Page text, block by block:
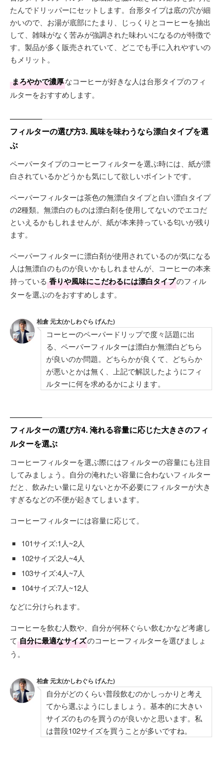
たんでドリッパーにセットします。台形タイプは底の穴が細
かいので、お湯が底部にたまり、じっくりとコーヒーを抽出
して、雑味がなく苦みが強調された味わいになるのが特徴で
す。製品が多く販売されていて、どこでも手に入れやすいの
もメリット。
まろやかで濃厚なコーヒーが好きな人は台形タイプのフィ
ルターをおすすめします。
フィルターの選び方3. 風味を味わうなら漂白タイプを選
ぶ
ペーパータイプのコーヒーフィルターを選ぶ時には、紙が漂
白されているかどうかも気にして欲しいポイントです。
ペーパーフィルターは茶色の無漂白タイプと白い漂白タイプ
の2種類。無漂白のものは漂白剤を使用してないのでエコだ
といえるかもしれませんが、紙が本来持っている匂いが残り
ます。
ペーパーフィルターに漂白剤が使用されているのが気になる
人は無漂白のものが良いかもしれませんが、コーヒーの本来
持っている 香りや風味にこだわるには漂白タイプのフィル
ターを選ぶのをおすすめします。
柏倉 元太(かしわぐら げんた)
コーヒーのペーパードリップで度々話題に出
る、ペーパーフィルターは漂白か無漂白どちら
が良いのか問題。どちらかが良くて、どちらか
が悪いとかは無く、上記で解説したようにフィ
ルターに何を求めるかによります。
フィルターの選び方4. 淹れる容量に応じた大きさのフィ
ルターを選ぶ
コーヒーフィルターを選ぶ際にはフィルターの容量にも注目
してみましょう。自分の淹れたい容量に合わないフィルター
だと、飲みたい量に足りないとか不必要にフィルターが大き
すぎるなどの不便が起きてしまいます。
コーヒーフィルターには容量に応じて。
101サイズ:1人~2人
102サイズ:2人~4人
103サイズ:4人~7人
104サイズ:7人~12人
などに分けられます。
コーヒーを飲む人数や、自分が何杯ぐらい飲むかなど考慮し
て 自分に最適なサイズのコーヒーフィルターを選びましょ
う。
柏倉 元太(かしわぐら げんた)
自分がどのくらい普段飲むのかしっかりと考え
てから選ぶようにしましょう。基本的に大きい
サイズのものを買うのが良いかと思います。私
は普段102サイズを買うことが多いですね。